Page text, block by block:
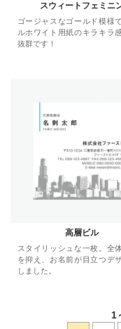
スウィートフェミニ
ゴージャスなゴールド模様
ルホワイト用紙のキラキラ
抜群です！
高層ビル
スタイリッシュな一枚。全
を抑え、お名前が目立つデ
しました。
1